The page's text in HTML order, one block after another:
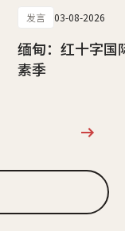
发言 03-08-2026
缅甸：红十字国
素季